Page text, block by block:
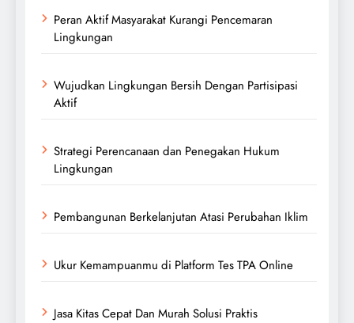
Peran Aktif Masyarakat Kurangi Pencemaran
Lingkungan
Wujudkan Lingkungan Bersih Dengan Partisipasi
Aktif
Strategi Perencanaan dan Penegakan Hukum
Lingkungan
Pembangunan Berkelanjutan Atasi Perubahan Iklim
Ukur Kemampuanmu di Platform Tes TPA Online
Jasa Kitas Cepat Dan Murah Solusi Praktis